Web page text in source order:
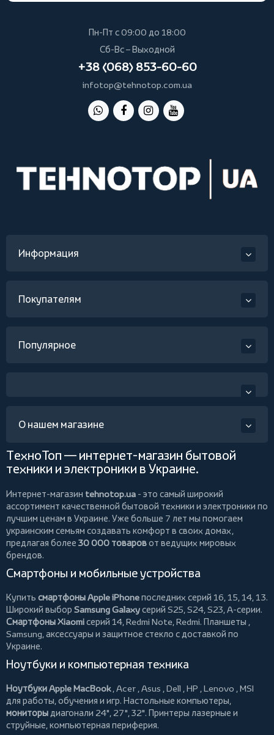
Пн-Пт с 09:00 до 18:00
Сб-Вс – Выходной
+38 (068) 853-60-60
infotop@tehnotop.com.ua
Информация
Покупателям
Популярное
О нашем магазине
ТехноТоп — интернет-магазин бытовой
техники и электроники в Украине.
Интернет-магазин tehnotop.ua - это самый широкий
ассортимент качественной бытовой техники и электроники по
лучшим ценам в Украине. Уже больше 7 лет мы помогаем
украинским семьям создавать комфорт в своих домах,
предлагая более 30 000 товаровот ведущих мировых
брендов.
Смартфоны и мобильные устройства
Купить смартфоны Apple iPhoneпоследних серий 16, 15, 14, 13.
Широкий выбор Samsung Galaxyсерий S25, S24, S23, A-серии.
Смартфоны Xiaomiсерий 14, Redmi Note, Redmi. Планшеты ,
Samsung, аксессуары и защитное стекло с доставкой по
Украине.
Ноутбуки и компьютерная техника
Ноутбуки Apple MacBook,Acer ,Asus ,Dell ,HP ,Lenovo ,MSI
для работы, обучения и игр. Настольные компьютеры,
мониторыдиагонали 24", 27", 32". Принтеры лазерные и
струйные, компьютерная периферия.